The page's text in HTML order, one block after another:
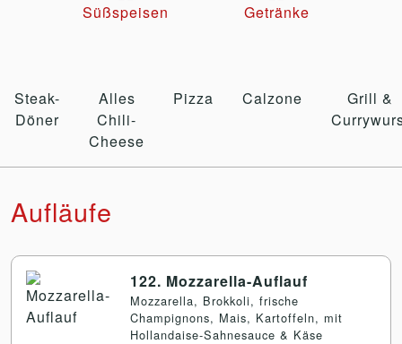
Süßspeisen Getränke
Steak-
Döner
Alles
Chili-
Cheese
Pizza Calzone
Grill &
Aufläufe
122. Mozzarella-Auflauf
Mozzarella, Brokkoli, frische
Champignons, Mais, Kartoffeln, mit
Hollandaise-Sahnesauce & Käse